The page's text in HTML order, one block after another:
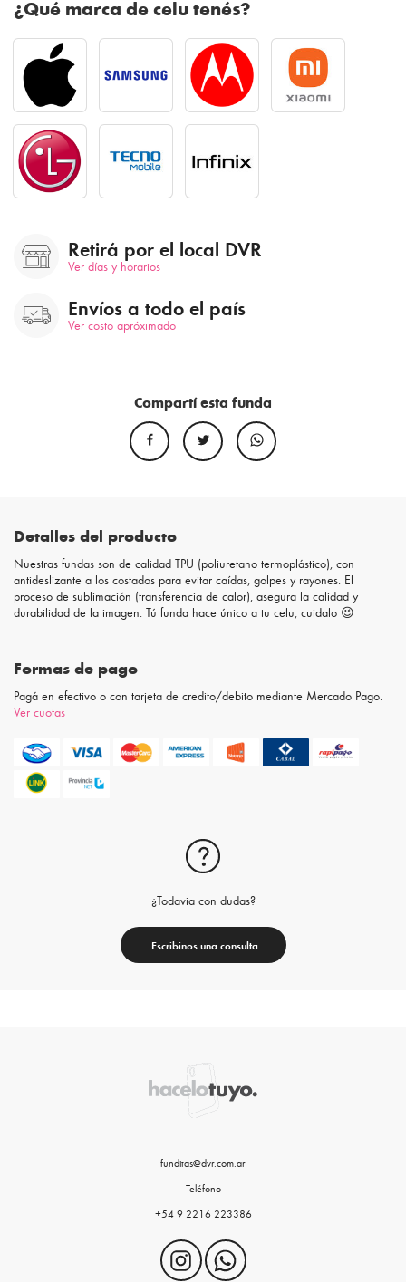
¿Qué marca de celu tenés?
Retirá por el local DVR
Ver días y horarios
Envíos a todo el país
Ver costo apróximado
Compartí esta funda
Detalles del producto
Nuestras fundas son de calidad TPU (poliuretano termoplástico), con
antideslizante a los costados para evitar caídas, golpes y rayones. El
proceso de sublimación (transferencia de calor), asegura la calidad y
durabilidad de la imagen. Tú funda hace único a tu celu, cuidalo 😉
Formas de pago
Pagá en efectivo o con tarjeta de credito/debito mediante Mercado Pago.
Ver cuotas
¿Todavia con dudas?
Escribinos una consulta
funditas@dvr.com.ar
Teléfono
+54 9 2216 223386